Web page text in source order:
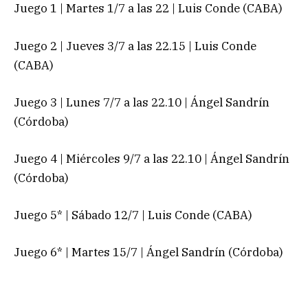
Juego 1 | Martes 1/7 a las 22 | Luis Conde (CABA)
Juego 2 | Jueves 3/7 a las 22.15 | Luis Conde
(CABA)
Juego 3 | Lunes 7/7 a las 22.10 | Ángel Sandrín
(Córdoba)
Juego 4 | Miércoles 9/7 a las 22.10 | Ángel Sandrín
(Córdoba)
Juego 5* | Sábado 12/7 | Luis Conde (CABA)
Juego 6* | Martes 15/7 | Ángel Sandrín (Córdoba)